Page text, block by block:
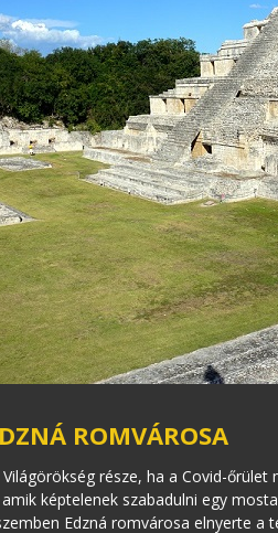
ROMVÁROSA
része, ha a Covid-
képtelenek szabadulni egy
Edzná romvárosa elnyerte a